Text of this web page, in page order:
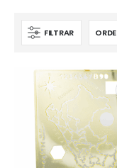
FILTRAR